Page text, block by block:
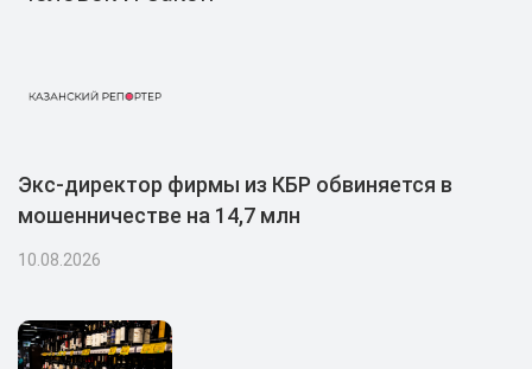
Экс-директор фирмы из КБР обвиняется в
мошенничестве на 14,7 млн
10.08.2026